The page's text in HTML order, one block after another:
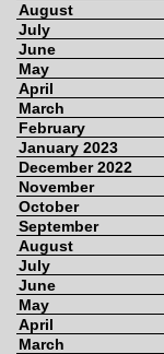
August
July
June
May
April
March
February
January 2023
December 2022
November
October
September
August
July
June
May
April
March